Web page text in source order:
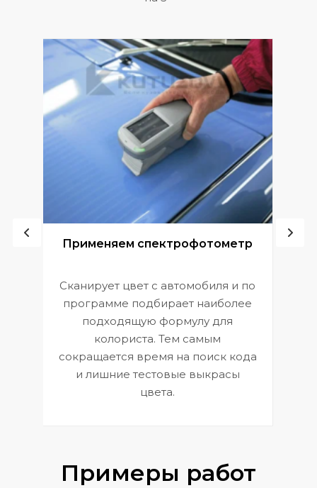
Применяем спектрофотометр
Сканирует цвет с автомобиля и по
программе подбирает наиболее
подходящую формулу для
колориста. Тем самым
сокращается время на поиск кода
и лишние тестовые выкрасы
цвета.
Примеры работ